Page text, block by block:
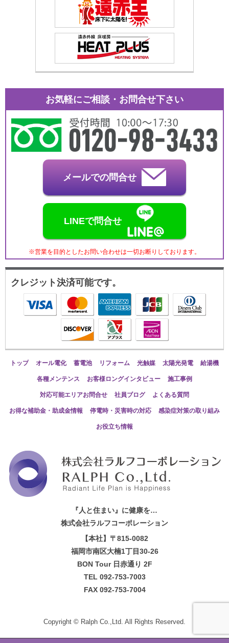
お気軽にご相談・お問合せ下さい
メールでの問合せ
LINEで問合せ
※営業を目的としたお問い合わせは一切お断りしております。
クレジット決済可能です。
トップ オール電化 蓄電池 リフォーム 光触媒 太陽光発電 給湯機
各種メンテンス お客様ロングインタビュー 施工事例
対応可能エリアお問合せ 社員ブログ よくある質問
お得な補助金・助成金情報 停電時・災害時の対応 感染症対策の取り組み
お役立ち情報
『人と住まい』に健康を…
株式会社ラルフコーポレーション
【本社】〒815-0082
福岡市南区大楠1丁目30-26
BON Tour 日赤通り 2F
TEL 092-753-7003
FAX 092-753-7004
Copyright © Ralph Co.,Ltd. All Rights Reserved.